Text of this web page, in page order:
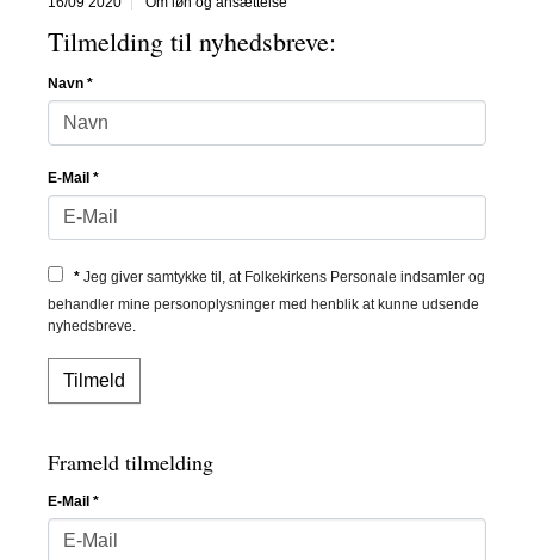
Tilmelding til nyhedsbreve:
Navn *
E-Mail *
* Jeg giver samtykke til, at Folkekirkens Personale indsamler og
behandler mine personoplysninger med henblik at kunne udsende
nyhedsbreve.
Frameld tilmelding
E-Mail *